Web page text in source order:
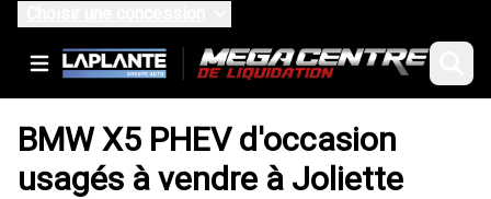
BMW X5 PHEV d'occasion
usagés à vendre à Joliette